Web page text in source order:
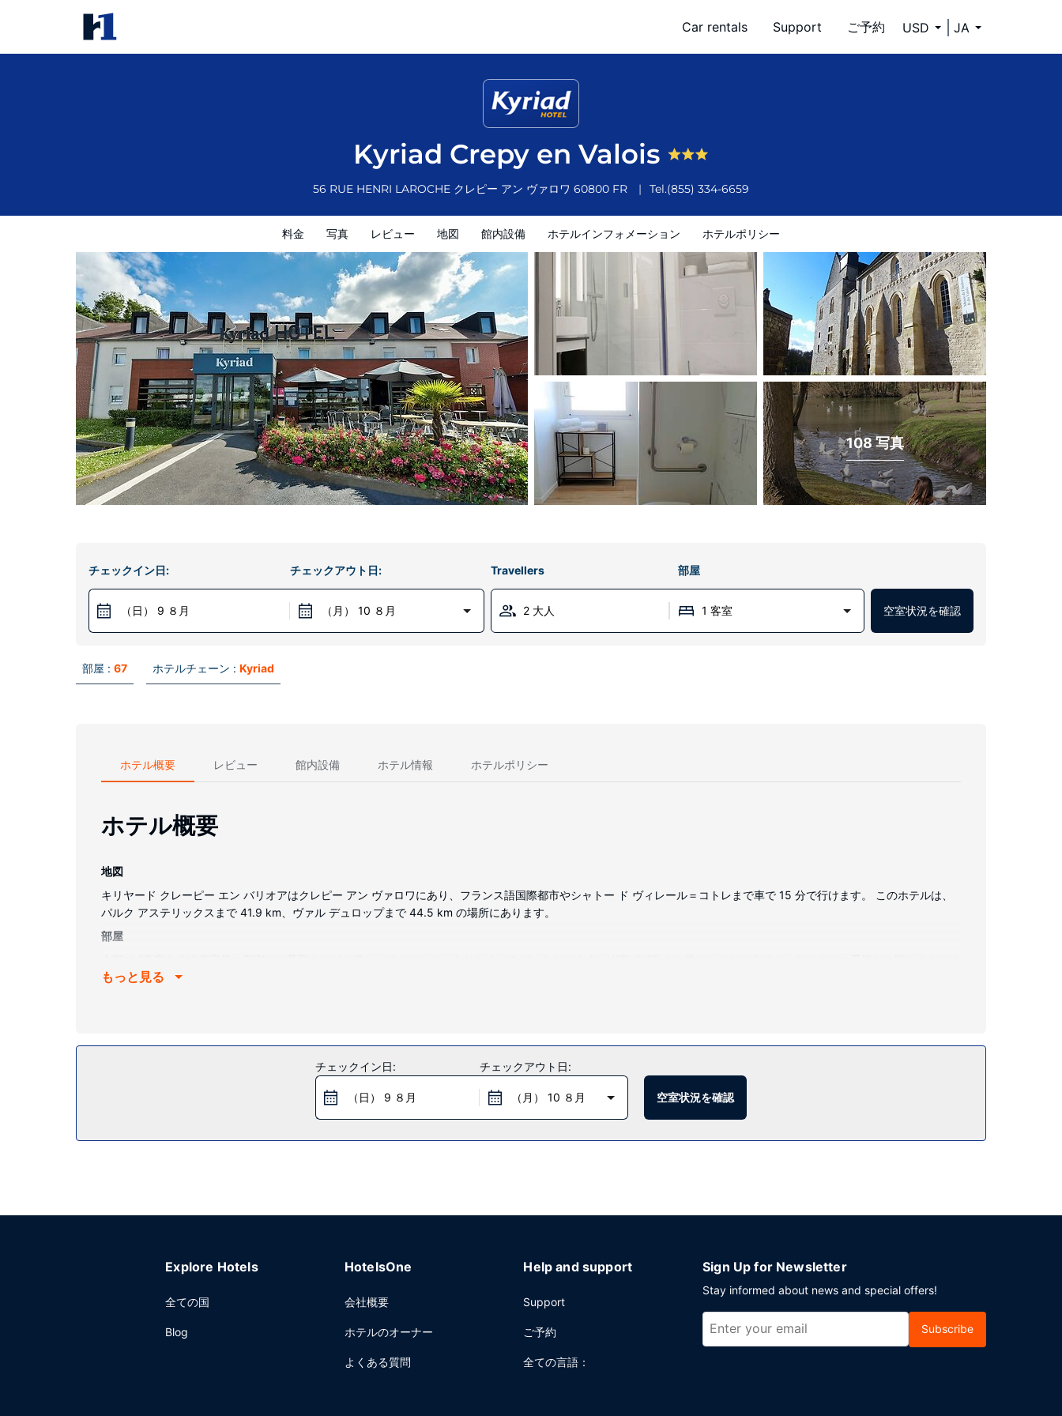
Car rentals Support ご予約 USD JA
Kyriad Crepy en Valois
56 RUE HENRI LAROCHE クレピー アン ヴァロワ 60800 FR Tel.(855) 334-6659
料金 写真 レビュー 地図 館内設備 ホテルインフォメーション ホテルポリシー
108 写真
チェックイン日:
（日） 9 ８月
チェックアウト日:
（月） 10 ８月
Travellers 部屋
2 大人 1 客室 空室状況を確認
部屋 : 67 ホテルチェーン : Kyriad
ホテル概要 レビュー 館内設備 ホテル情報 ホテルポリシー
ホテル概要
地図
キリヤード クレーピー エン バリオアはクレピー アン ヴァロワにあり、フランス語国際都市やシャトー ド ヴィレール＝コトレまで車で 15 分で行けます。 このホテルは、
パルク アステリックスまで 41.9 km、ヴァル デュロップまで 44.5 km の場所にあります。
部屋
す。浴槽またはシャワーのある専用バスルームには、バスアメニティ (無料)、ヘアドライヤーが備わっています。デスク、コーヒー / ティーメーカーをご利用いただけ、ハ
キリヤード クレーピー エン バリオアでの軽食には、スナックバー / デリをご利用ください。1 日の終わりは、バー / ラウンジで 1 杯飲んで楽しみましょう。朝食ビュッフェ
を毎日 6:30 ～ 10:00 までお召し上がりいただけます (有料)。
もっと見る
チェックイン日:
（日） 9 ８月
チェックアウト日:
（月） 10 ８月 空室状況を確認
Explore Hotels
全ての国
Blog
HotelsOne
会社概要
ホテルのオーナー
よくある質問
Help and support
Support
ご予約
全ての言語：
Sign Up for Newsletter
Stay informed about news and special offers!
Subscribe